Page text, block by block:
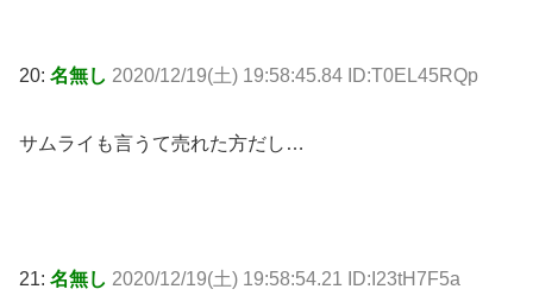
20: 名無し 2020/12/19(土) 19:58:45.84 ID:T0EL45RQp
サムライも言うて売れた方だし…
21: 名無し 2020/12/19(土) 19:58:54.21 ID:I23tH7F5a